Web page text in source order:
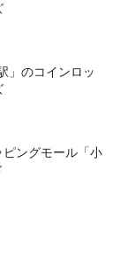
」のコインロッ
ングモール「小